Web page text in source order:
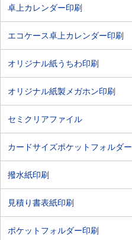
卓上カレンダー印刷
エコケース卓上カレンダー印刷
オリジナル紙うちわ印刷
オリジナル紙製メガホン印刷
セミクリアファイル
カードサイズポケットフォルダー
撥水紙印刷
見積り書表紙印刷
ポケットフォルダー印刷